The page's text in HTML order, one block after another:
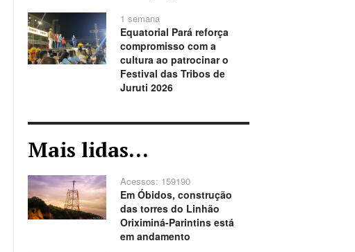
1 semana
Equatorial Pará reforça
compromisso com a
cultura ao patrocinar o
Festival das Tribos de
Juruti 2026
Mais lidas...
Acessos: 159190
Em Óbidos, construção
das torres do Linhão
Oriximiná-Parintins está
em andamento